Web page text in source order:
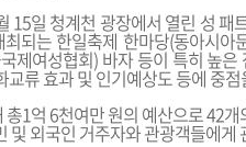
15일 청계천 광장에서 열린 성 패
되는 한일축제 한마당(동아시아
제여성협회) 바자 등이 특히 높
교류 효과 및 인기예상도 등에 중
1억 6천여만 원의 예산으로 42
및 외국인 거주자와 관광객들에게